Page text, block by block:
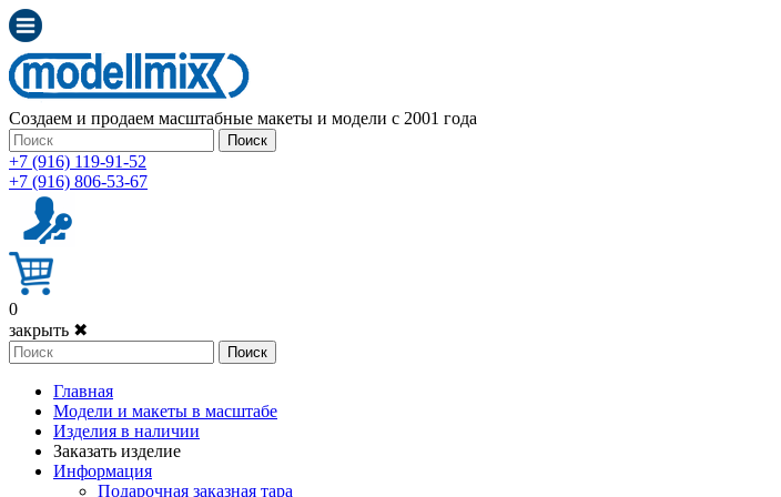
Создаем и продаем масштабные макеты и модели с 2001 года
Поиск
+7 (916) 119-91-52
+7 (916) 806-53-67
0
закрыть ✖
Поиск
Главная
Модели и макеты в масштабе
Изделия в наличии
Заказать изделие
Информация
Подарочная заказная тара